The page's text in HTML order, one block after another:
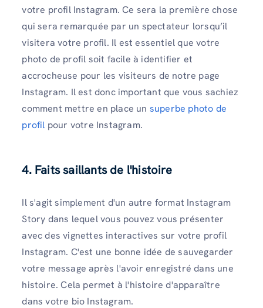
votre profil Instagram. Ce sera la première chose
qui sera remarquée par un spectateur lorsqu’il
visitera votre profil. Il est essentiel que votre
photo de profil soit facile à identifier et
accrocheuse pour les visiteurs de notre page
Instagram. Il est donc important que vous sachiez
comment mettre en place un superbe photo de
profil pour votre Instagram.
4. Faits saillants de l'histoire
Il s'agit simplement d'un autre format Instagram
Story dans lequel vous pouvez vous présenter
avec des vignettes interactives sur votre profil
Instagram. C'est une bonne idée de sauvegarder
votre message après l'avoir enregistré dans une
histoire. Cela permet à l'histoire d'apparaître
dans votre bio Instagram.